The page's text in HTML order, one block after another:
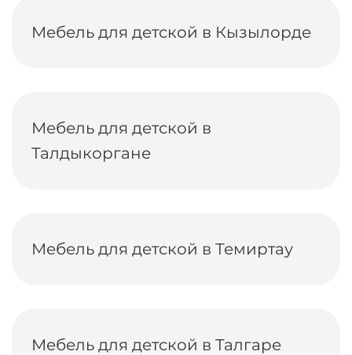
Мебель для детской в Кызылорде
Мебель для детской в
Талдыкоргане
Мебель для детской в Темиртау
Мебель для детской в Талгаре